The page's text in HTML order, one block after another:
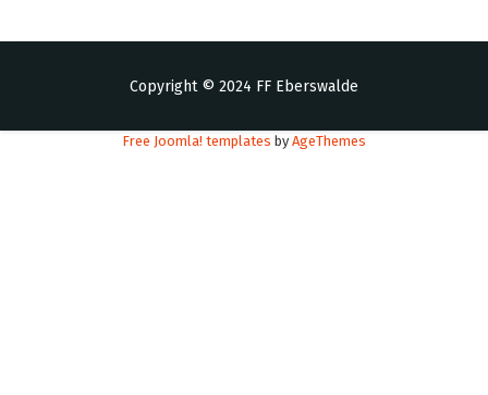
Copyright © 2024 FF Eberswalde
Free Joomla! templates by AgeThemes